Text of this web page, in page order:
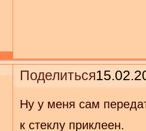
Поделиться
Ну у меня сам
к стеклу приклеен.